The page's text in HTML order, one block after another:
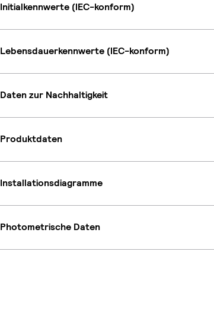
Initialkennwerte (IEC-konform)
Lebensdauerkennwerte (IEC-konform)
Daten zur Nachhaltigkeit
Produktdaten
Installationsdiagramme
Photometrische Daten